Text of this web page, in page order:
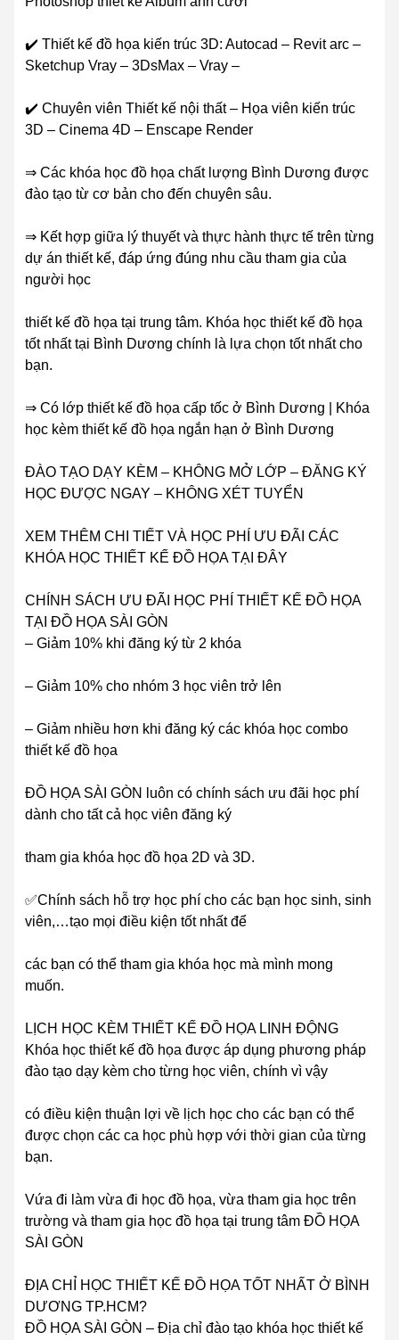
✔️ Thiết kế đồ họa kiến trúc 3D: Autocad – Revit arc –
Sketchup Vray – 3DsMax – Vray –
✔️ Chuyên viên Thiết kế nội thất – Họa viên kiến trúc
3D – Cinema 4D – Enscape Render
⇒ Các khóa học đồ họa chất lượng Bình Dương được
đào tạo từ cơ bản cho đến chuyên sâu.
⇒ Kết hợp giữa lý thuyết và thực hành thực tế trên từng
dự án thiết kế, đáp ứng đúng nhu cầu tham gia của
người học
thiết kế đồ họa tại trung tâm. Khóa học thiết kế đồ họa
tốt nhất tại Bình Dương chính là lựa chọn tốt nhất cho
bạn.
⇒ Có lớp thiết kế đồ họa cấp tốc ở Bình Dương | Khóa
học kèm thiết kế đồ họa ngắn hạn ở Bình Dương
ĐÀO TẠO DẠY KÈM – KHÔNG MỞ LỚP – ĐĂNG KÝ
HỌC ĐƯỢC NGAY – KHÔNG XÉT TUYỂN
XEM THÊM CHI TIẾT VÀ HỌC PHÍ ƯU ĐÃI CÁC
KHÓA HỌC THIẾT KẾ ĐỒ HỌA TẠI ĐÂY
CHÍNH SÁCH ƯU ĐÃI HỌC PHÍ THIẾT KẾ ĐỒ HỌA
TẠI ĐỒ HỌA SÀI GÒN
– Giảm 10% khi đăng ký từ 2 khóa
– Giảm 10% cho nhóm 3 học viên trở lên
– Giảm nhiều hơn khi đăng ký các khóa học combo
thiết kế đồ họa
ĐỒ HỌA SÀI GÒN luôn có chính sách ưu đãi học phí
dành cho tất cả học viên đăng ký
tham gia khóa học đồ họa 2D và 3D.
✅Chính sách hỗ trợ học phí cho các bạn học sinh, sinh
viên,…tạo mọi điều kiện tốt nhất để
các bạn có thể tham gia khóa học mà mình mong
muốn.
LỊCH HỌC KÈM THIẾT KẾ ĐỒ HỌA LINH ĐỘNG
Khóa học thiết kế đồ họa được áp dụng phương pháp
đào tạo dạy kèm cho từng học viên, chính vì vậy
có điều kiện thuận lợi về lịch học cho các bạn có thể
được chọn các ca học phù hợp với thời gian của từng
bạn.
Vứa đi làm vừa đi học đồ họa, vừa tham gia học trên
trường và tham gia học đồ họa tại trung tâm ĐỒ HỌA
SÀI GÒN
ĐỊA CHỈ HỌC THIẾT KẾ ĐỒ HỌA TỐT NHẤT Ở BÌNH
DƯƠNG TP.HCM?
ĐỒ HỌA SÀI GÒN – Địa chỉ đào tạo khóa học thiết kế